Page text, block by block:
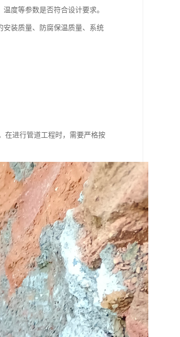
度等参数是否符合设计要求。
装质量、防腐保温质量、系统
在进行管道工程时，需要严格按